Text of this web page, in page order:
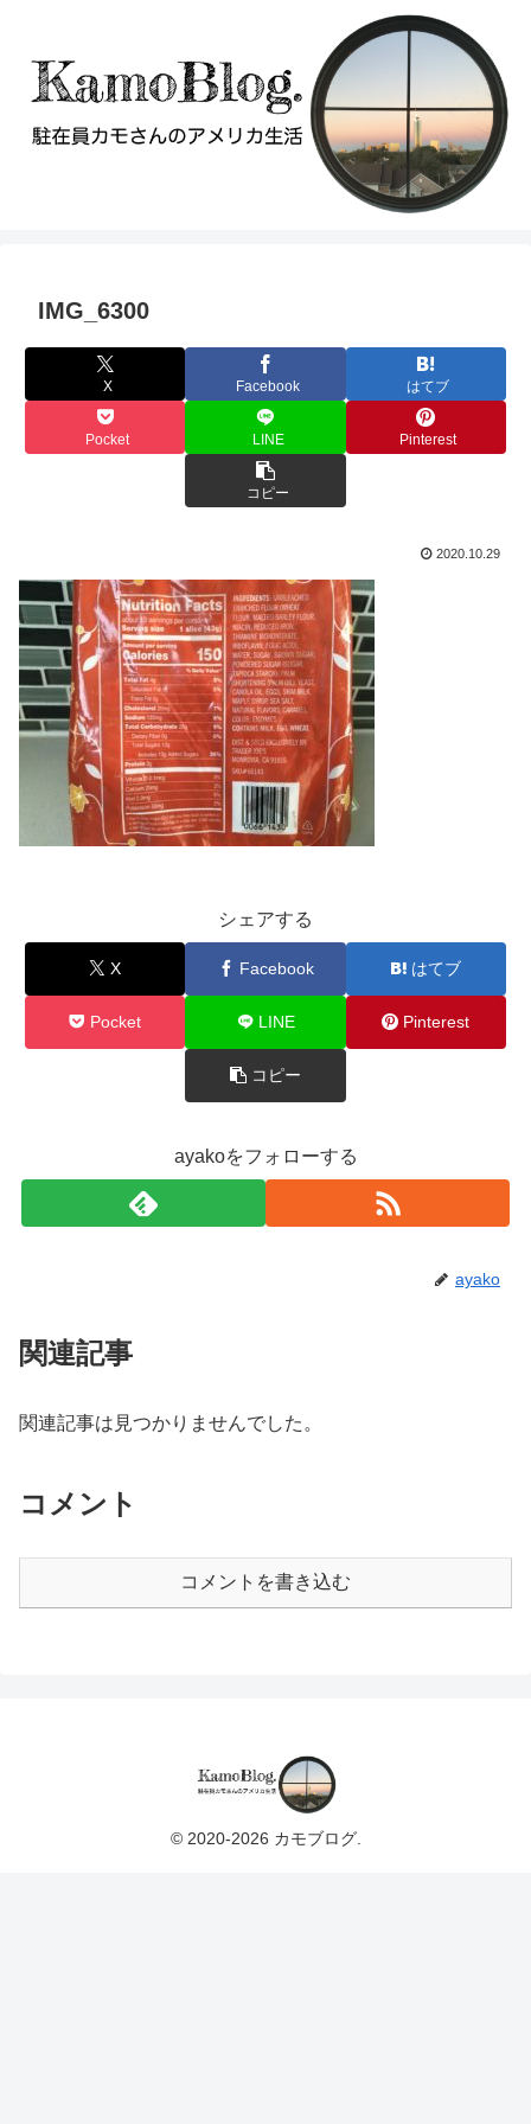
IMG_6300
X Facebook はてブ
Pocket LINE Pinterest
コピー
2020.10.29
シェアする
X Facebook はてブ
Pocket LINE Pinterest
コピー
ayakoをフォローする
ayako
関連記事
関連記事は見つかりませんでした。
コメント
コメントを書き込む
© 2020-2026 カモブログ.